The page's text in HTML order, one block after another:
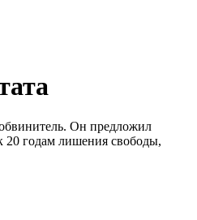
Он предложил
годам лишения свободы,